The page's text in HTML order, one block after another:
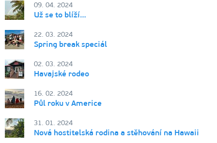
09. 04. 2024
Už se to blíží…
22. 03. 2024
Spring break speciál
02. 03. 2024
Havajské rodeo
16. 02. 2024
Půl roku v Americe
31. 01. 2024
Nová hostitelská rodina a stěhování na Hawaii